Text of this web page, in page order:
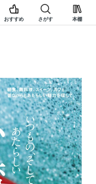
おすすめ さがす 本棚